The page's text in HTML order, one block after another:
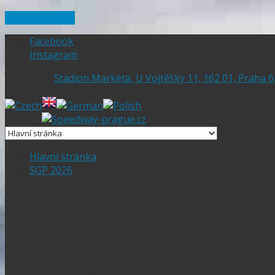
Facebook
Instagram
Stadion Markéta, U Vojtěšky 11, 162 01, Praha 6
Hlavní stránka
SGP 2026